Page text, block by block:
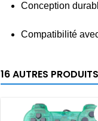
Conception
Compatibilité
16 AUTRES